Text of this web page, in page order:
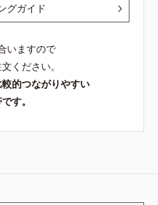
グガイド
いますので
ください。
的つながりやすい
す。